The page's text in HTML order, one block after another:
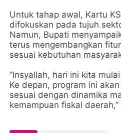
Untuk tahap awal, Kartu
difokuskan pada tujuh
Namun, Bupati
terus mengembangkan
sesuai kebutuhan
“Insyallah, hari ini kita
Ke depan, program ini
sesuai dengan dinamika
kemampuan fiskal